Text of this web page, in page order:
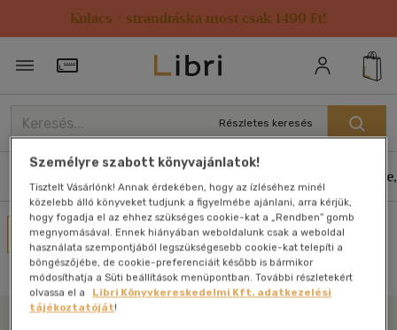
Kulacs / strandtáska most csak 1499 Ft!
Törzsvásárlói Kártya adatai
Részletes keresés
Művei
Nincs találat
Személyre szabott könyvajánlatok!
Tisztelt Vásárlónk! Annak érdekében, hogy az ízléséhez minél
közelebb álló könyveket tudjunk a figyelmébe ajánlani, arra kérjük,
hogy fogadja el az ehhez szükséges cookie-kat a „Rendben” gomb
megnyomásával. Ennek hiányában weboldalunk csak a weboldal
használata szempontjából legszükségesebb cookie-kat telepíti a
böngészőjébe, de cookie-preferenciáit később is bármikor
módosíthatja a Süti beállítások menüpontban. További részletekért
olvassa el a
Libri Könyvkereskedelmi Kft. adatkezelési
tájékoztatóját!